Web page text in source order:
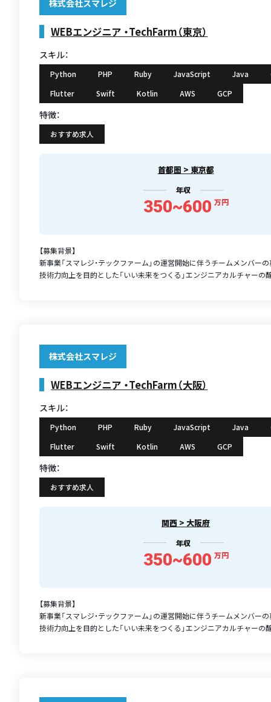
株式会社スマレジ
WEBエンジニア ・TechFarm（東京）
スキル：
Python PHP Ruby JavaScript Java
Flutter
Swift Kotlin AWS GCP
特徴：
おすすめ求人
首都圏 > 東京都
年収
350~600 万円
【募集背景】
新事業「スマレジ・テックファーム」の運営開始に伴うチームメンバー
技術力向上を目的とした「いい未来をつくる」エンジニアカルチャーの
株式会社スマレジ
WEBエンジニア ・TechFarm（大阪）
スキル：
Python PHP Ruby JavaScript Java
Flutter
Swift Kotlin AWS GCP
特徴：
おすすめ求人
関西 > 大阪府
年収
350~600 万円
【募集背景】
新事業「スマレジ・テックファーム」の運営開始に伴うチームメンバー
技術力向上を目的とした「いい未来をつくる」エンジニアカルチャーの